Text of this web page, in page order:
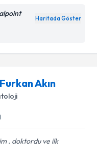
Haritada Göster
Akın
. doktordu ve ilk